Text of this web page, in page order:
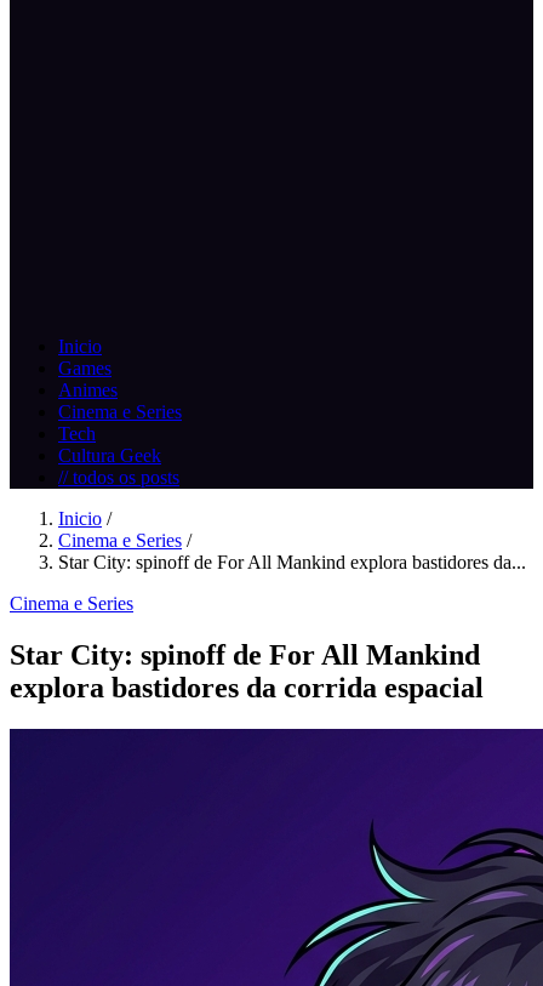
Inicio
Games
Animes
Cinema e Series
Tech
Cultura Geek
// todos os posts
Inicio /
Cinema e Series /
Star City: spinoff de For All Mankind explora bastidores da...
Cinema e Series
Star City: spinoff de For All Mankind
explora bastidores da corrida espacial